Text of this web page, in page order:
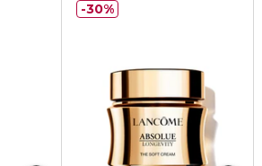
30%